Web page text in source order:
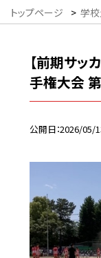
トップページ > 学
【前期サッ
手権大会
公開日 2026/05/